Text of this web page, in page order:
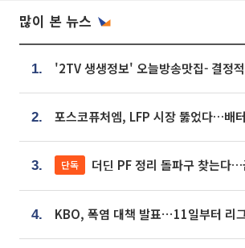
많이 본 뉴스
1.
2.
3. 단독 더딘 PF 정리 돌파구 찾는다…금감원, 1년 반 만에
4.